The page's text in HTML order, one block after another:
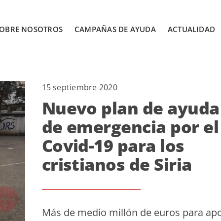
NOSOTROS CAMPAÑAS DE AYUDA ACTUALIDAD
15 septiembre 2020
Nuevo plan de ayuda
de emergencia por el
Covid-19 para los
cristianos de Siria
Más de medio millón de euros para